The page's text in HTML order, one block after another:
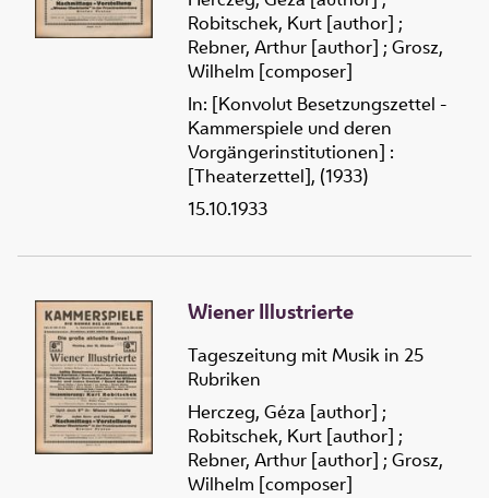
Robitschek, Kurt [author] ;
Rebner, Arthur [author] ; Grosz,
Wilhelm [composer]
In: [Konvolut Besetzungszettel -
Kammerspiele und deren
Vorgängerinstitutionen] :
[Theaterzettel], (1933)
15.10.1933
Wiener Illustrierte
Tageszeitung mit Musik in 25
Rubriken
Herczeg, Géza [author] ;
Robitschek, Kurt [author] ;
Rebner, Arthur [author] ; Grosz,
Wilhelm [composer]